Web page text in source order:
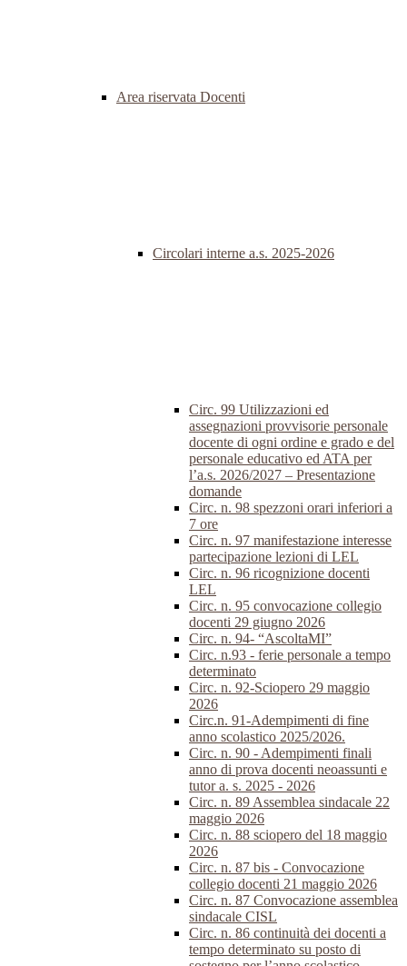
Area riservata Docenti
Circolari interne a.s. 2025-2026
Circ. 99 Utilizzazioni ed
assegnazioni provvisorie personale
docente di ogni ordine e grado e del
personale educativo ed ATA per
l’a.s. 2026/2027 – Presentazione
domande
Circ. n. 98 spezzoni orari inferiori a
7 ore
Circ. n. 97 manifestazione interesse
partecipazione lezioni di LEL
Circ. n. 96 ricognizione docenti
LEL
Circ. n. 95 convocazione collegio
docenti 29 giugno 2026
Circ. n. 94- “AscoltaMI”
Circ. n.93 - ferie personale a tempo
determinato
Circ. n. 92-Sciopero 29 maggio
2026
Circ.n. 91-Adempimenti di fine
anno scolastico 2025/2026.
Circ. n. 90 - Adempimenti finali
anno di prova docenti neoassunti e
tutor a. s. 2025 - 2026
Circ. n. 89 Assemblea sindacale 22
maggio 2026
Circ. n. 88 sciopero del 18 maggio
2026
Circ. n. 87 bis - Convocazione
collegio docenti 21 maggio 2026
Circ. n. 87 Convocazione assemblea
sindacale CISL
Circ. n. 86 continuità dei docenti a
tempo determinato su posto di